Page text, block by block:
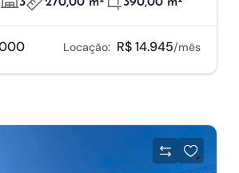
Locação: R$ 14.945/mês